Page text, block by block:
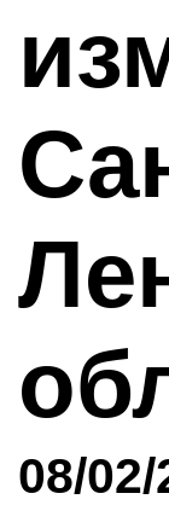
08/